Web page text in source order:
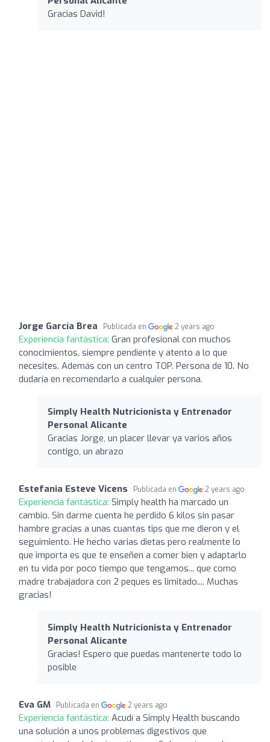
Gracias David!
Jorge García Brea Publicada en 2 years ago
Experiencia fantástica: Gran profesional con muchos
conocimientos, siempre pendiente y atento a lo que
necesites. Además con un centro TOP. Persona de 10. No
dudaría en recomendarlo a cualquier persona.
Simply Health Nutricionista y Entrenador
Personal Alicante
Gracias Jorge, un placer llevar ya varios años
contigo, un abrazo
Estefania Esteve Vicens Publicada en 2 years ago
Experiencia fantástica: Simply health ha marcado un
cambio. Sin darme cuenta he perdido 6 kilos sin pasar
hambre gracias a unas cuantas tips que me dieron y el
seguimiento. He hecho varias dietas pero realmente lo
que importa es que te enseñen a comer bien y adaptarlo
en tu vida por poco tiempo que tengamos... que como
madre trabajadora con 2 peques es limitado.... Muchas
gracias!
Simply Health Nutricionista y Entrenador
Personal Alicante
Gracias! Espero que puedas mantenerte todo lo
posible
Eva GM Publicada en 2 years ago
Experiencia fantástica: Acudí a Simply Health buscando
una solución a unos problemas digestivos que